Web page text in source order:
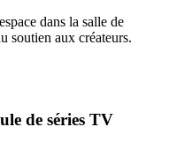
dans la salle de
soutien aux créateurs.
de séries TV